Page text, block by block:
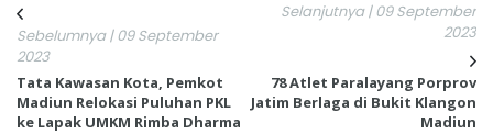
Sebelumnya | 09 September
2023
Tata Kawasan Kota, Pemkot
Madiun Relokasi Puluhan PKL
ke Lapak UMKM Rimba Dharma
Selanjutnya | 09 September
2023
78 Atlet Paralayang Porprov
Jatim Berlaga di Bukit Klangon
Madiun